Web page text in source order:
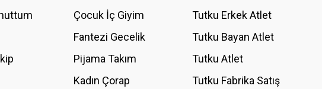
Çocuk İç Giyim
Fantezi Gecelik
Pijama Takım
Kadın Çorap
Tutku Erkek Atlet
Tutku Bayan Atlet
Tutku Atlet
Tutku Fabrika Satış